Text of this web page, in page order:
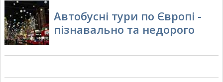
Автобусні тури по Європі -
пізнавально та недорого